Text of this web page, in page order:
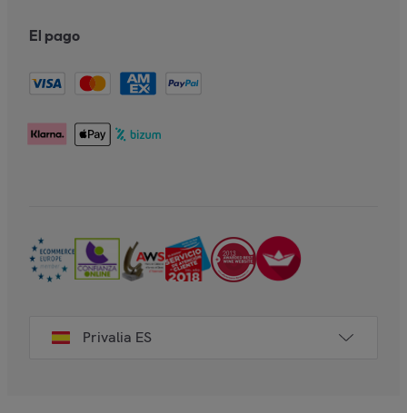
El pago
Privalia ES